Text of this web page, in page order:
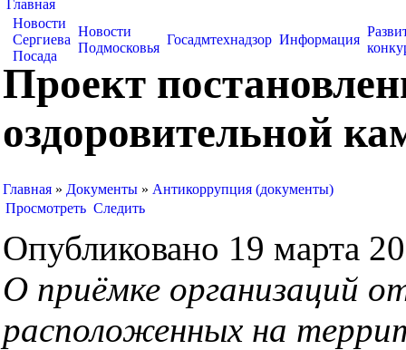
Главная
Новости
Сергиева
Посада
Новости
Подмосковья
Госадмтехнадзор Информация
Проект
оздоровительной
Главная » Документы » Антикоррупция (документы)
Просмотреть Следить
Опубликовано 19 марта
О приёмке организаций
расположенных на